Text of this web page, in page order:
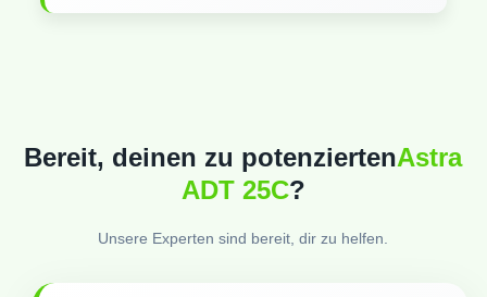
Bereit, deinen zu potenziertenAstra
ADT 25C?
Unsere Experten sind bereit, dir zu helfen.